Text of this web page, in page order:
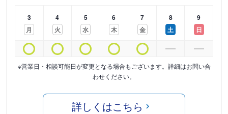
3
月
4
火
5
水
6
木
7
金
8
土
9
日
※営業日・相談可能日が変更となる場合もございます。詳細はお問い合
わせください。
詳しくはこちら